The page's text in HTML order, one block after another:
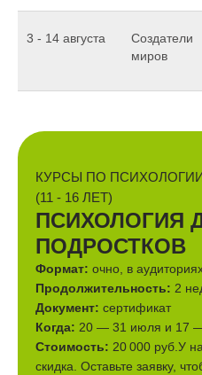
3 - 14 августа
Создатели
миров
КУРСЫ ПО
(11 - 16 ЛЕТ)
ПСИХОЛОГИЯ
ПОДРОСТКОВ
Формат: очно, в
Продолжительность: 2
Документ: сертификат
Когда: 20 — 31 июля и 17 —
Стоимость: 20 000 руб.У
скидка. Оставьте заявку,